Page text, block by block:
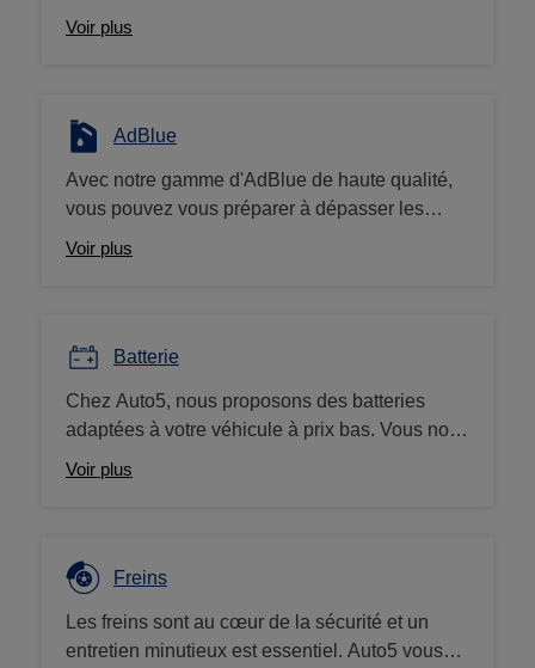
apporter la touche de personnalisation
Voir plus
AdBlue
Avec notre gamme d'AdBlue de haute qualité,
vous pouvez vous préparer à dépasser les
normes d'émission et à donner à votre véhicule
Voir plus
Batterie
Chez Auto5, nous proposons des batteries
adaptées à votre véhicule à prix bas. Vous nous
rapportez votre ancienne batterie ? Nous vous
Voir plus
Freins
Les freins sont au cœur de la sécurité et un
entretien minutieux est essentiel. Auto5 vous